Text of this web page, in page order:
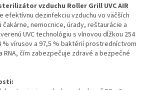
vzduchu Roller Grill UVC AIR
efektívnu dezinfekciu vzduchu vo väčších
nemocnice, úrady, reštaurácie a
UVC technológiu s vlnovou dĺžkou 254
% vírusov a 97,5 % baktérií prostredníctvom
RNA, čím zabezpečuje zdravé a bezpečné